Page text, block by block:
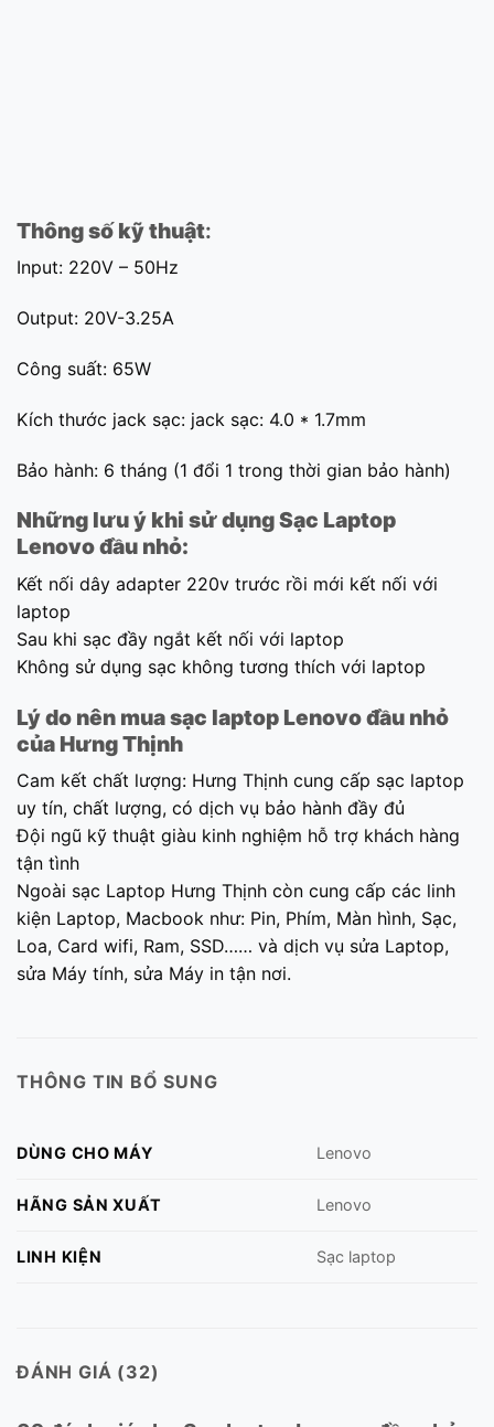
Thông số kỹ thuật:
Input: 220V – 50Hz
Output: 20V-3.25A
Công suất: 65W
Kích thước jack sạc: jack sạc: 4.0 * 1.7mm
Bảo hành: 6 tháng (1 đổi 1 trong thời gian bảo hành)
Những lưu ý khi sử dụng Sạc Laptop
Lenovo đầu nhỏ:
Kết nối dây adapter 220v trước rồi mới kết nối với
laptop
Sau khi sạc đầy ngắt kết nối với laptop
Không sử dụng sạc không tương thích với laptop
Lý do nên mua sạc laptop Lenovo đầu nhỏ
của Hưng Thịnh
Cam kết chất lượng: Hưng Thịnh cung cấp sạc laptop
uy tín, chất lượng, có dịch vụ bảo hành đầy đủ
Đội ngũ kỹ thuật giàu kinh nghiệm hỗ trợ khách hàng
tận tình
Ngoài sạc Laptop Hưng Thịnh còn cung cấp các linh
kiện Laptop, Macbook như: Pin, Phím, Màn hình, Sạc,
Loa, Card wifi, Ram, SSD…… và dịch vụ sửa Laptop,
sửa Máy tính, sửa Máy in tận nơi.
THÔNG TIN BỔ SUNG
DÙNG CHO MÁY Lenovo
HÃNG SẢN XUẤT Lenovo
LINH KIỆN Sạc laptop
ĐÁNH GIÁ (32)